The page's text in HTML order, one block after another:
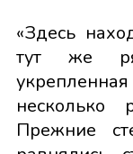
«Здесь
тут же
несколько
Прежние